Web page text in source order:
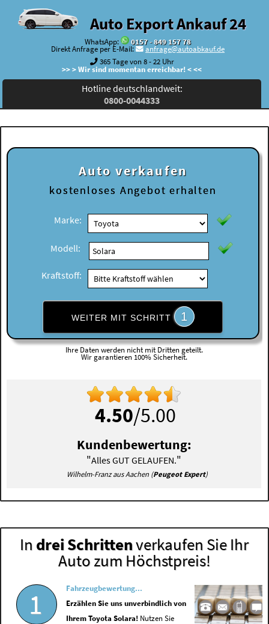
Auto Export Ankauf 24
WhatsApp:
0157 - 849 157 78
Direkt Anfrage per E-Mail:
anfrage@autoabkauf.de
365 Tage von 8 - 22 Uhr
>> > Wir sind momentan erreichbar! < <<
Hotline deutschlandweit:
0800-0044333
Auto verkaufen
kostenloses Angebot erhalten
Marke:
Modell:
Kraftstoff:
WEITER MIT SCHRITT 1
Ihre Daten werden nicht mit Dritten geteilt.
Wir garantieren 100% Sicherheit.
4.50/5.00
Kundenbewertung:
"Alles GUT GELAUFEN."
Wilhelm-Franz aus Aachen (Peugeot Expert)
In drei Schrittenverkaufen Sie Ihr
Auto zum Höchstpreis!
1
Fahrzeugbewertung...
Erzählen Sie uns unverbindlich von
Ihrem Toyota Solara! Nutzen Sie